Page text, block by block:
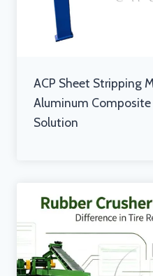
ACP Sheet Stripping
Aluminum Composite
Solution